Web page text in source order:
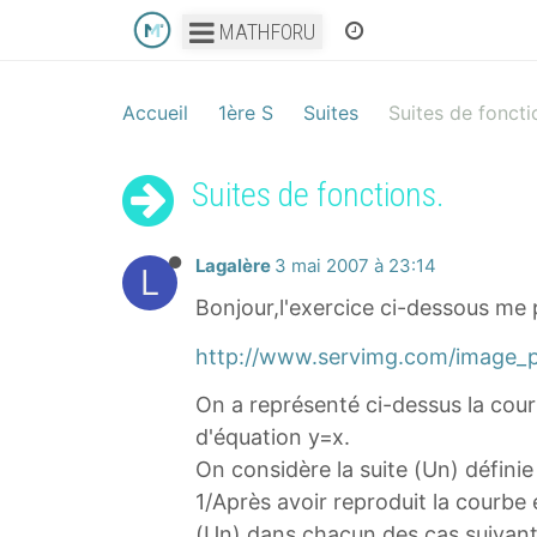
MATHFORU
Accueil 1ère S Suites Suites de
Suites de fonctions.
L Lagalère 3 mai 2007 à 23:14
Bonjour,l'exercice ci-dessous
http://www.servimg.com/
On a représenté ci-dessus la
d'équation y=x.
On considère la suite (Un)
1/Après avoir reproduit la